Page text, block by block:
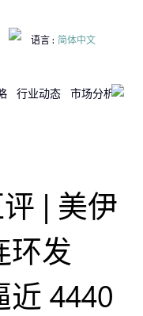
行业动态 市场分析
语言 : 简体中文
| 美伊
环发
4440